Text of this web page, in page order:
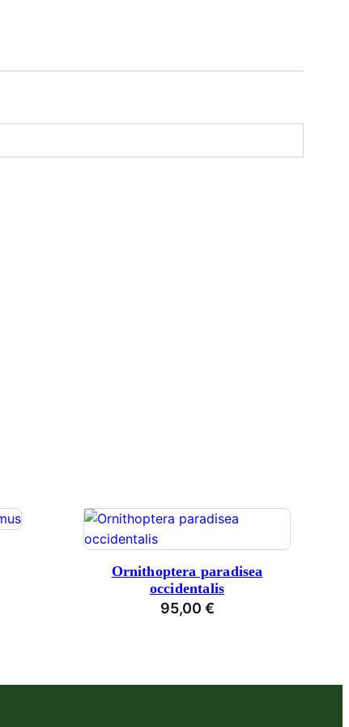
Ornithoptera paradisea
occidentalis
95,00 €